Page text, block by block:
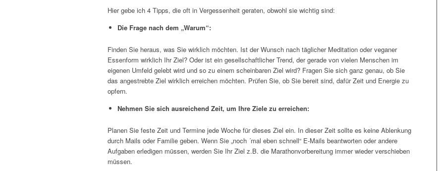
Hier gebe ich 4 Tipps, die oft in Vergessenheit geraten, obwohl sie wichtig sind:
Die Frage nach dem „Warum“:
Finden Sie heraus, was Sie wirklich möchten. Ist der Wunsch nach täglicher Meditation oder veganer
Essenform wirklich Ihr Ziel? Oder ist ein gesellschaftlicher Trend, der gerade von vielen Menschen im
eigenen Umfeld gelebt wird und so zu einem scheinbaren Ziel wird? Fragen Sie sich ganz genau, ob Sie
das angestrebte Ziel wirklich erreichen möchten. Prüfen Sie, ob Sie bereit sind, dafür Zeit und Energie zu
opfern.
Nehmen Sie sich ausreichend Zeit, um Ihre Ziele zu erreichen:
Planen Sie feste Zeit und Termine jede Woche für dieses Ziel ein. In dieser Zeit sollte es keine Ablenkung
durch Mails oder Familie geben. Wenn Sie „noch ´mal eben schnell“ E-Mails beantworten oder andere
Aufgaben erledigen müssen, werden Sie Ihr Ziel z.B. die Marathonvorbereitung immer wieder verschieben
müssen.